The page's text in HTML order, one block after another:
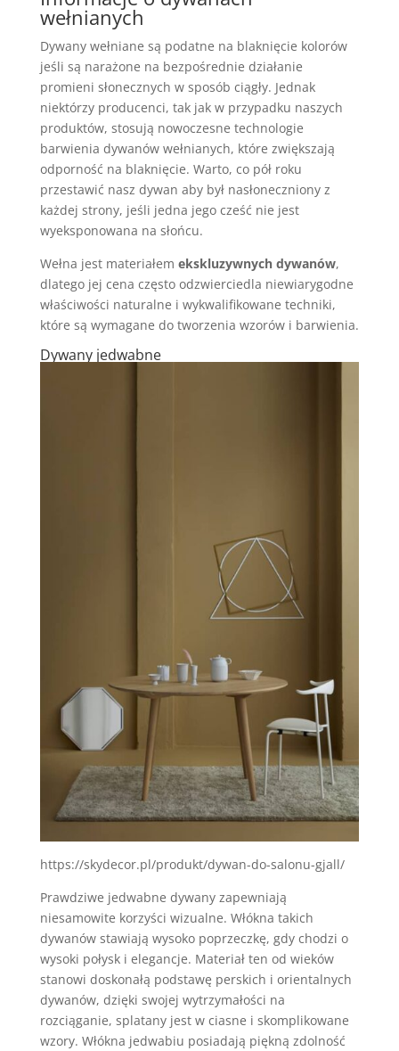
wełnianych
Dywany wełniane są podatne na blaknięcie kolorów
jeśli są narażone na bezpośrednie działanie
promieni słonecznych w sposób ciągły. Jednak
niektórzy producenci, tak jak w przypadku naszych
produktów, stosują nowoczesne technologie
barwienia dywanów wełnianych, które zwiększają
odporność na blaknięcie. Warto, co pół roku
przestawić nasz dywan aby był nasłoneczniony z
każdej strony, jeśli jedna jego cześć nie jest
wyeksponowana na słońcu.
Wełna jest materiałem ekskluzywnych dywanów,
dlatego jej cena często odzwierciedla niewiarygodne
właściwości naturalne i wykwalifikowane techniki,
które są wymagane do tworzenia wzorów i barwienia.
Dywany jedwabne
https://skydecor.pl/produkt/dywan-do-salonu-gjall/
Prawdziwe jedwabne dywany zapewniają
niesamowite korzyści wizualne. Włókna takich
dywanów stawiają wysoko poprzeczkę, gdy chodzi o
wysoki połysk i elegancje. Materiał ten od wieków
stanowi doskonałą podstawę perskich i orientalnych
dywanów, dzięki swojej wytrzymałości na
rozciąganie, splatany jest w ciasne i skomplikowane
wzory. Włókna jedwabiu posiadają piękną zdolność